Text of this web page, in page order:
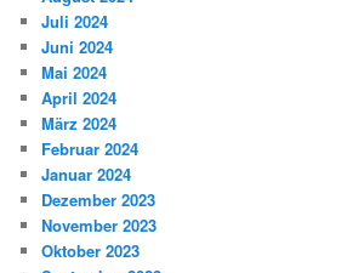
Juli 2024
Juni 2024
Mai 2024
April 2024
März 2024
Februar 2024
Januar 2024
Dezember 2023
November 2023
Oktober 2023